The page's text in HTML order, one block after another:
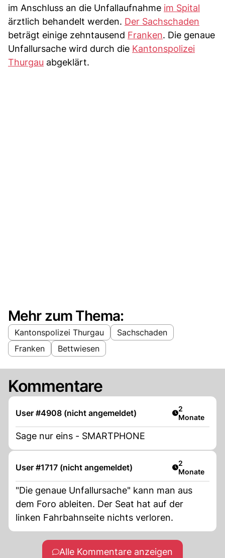
im Anschluss an die Unfallaufnahme im Spital
ärztlich behandelt werden. Der Sachschaden
beträgt einige zehntausend Franken. Die genaue
Unfallursache wird durch die Kantonspolizei
Thurgau abgeklärt.
Mehr zum Thema:
Kantonspolizei Thurgau
Sachschaden
Franken
Bettwiesen
Kommentare
User #4908 (nicht angemeldet) Artikel
2
Monate
Sage nur eins - SMARTPHONE
User #1717 (nicht angemeldet) Artikel
2
Monate
"Die genaue Unfallursache" kann man aus
dem Foro ableiten. Der Seat hat auf der
linken Fahrbahnseite nichts verloren.
Alle Kommentare anzeigen